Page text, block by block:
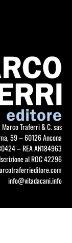
Marco Traferri & C. sas
59 – 60126 Ancona
– REA AN184963
al ROC 42296
info@vitadacani.info